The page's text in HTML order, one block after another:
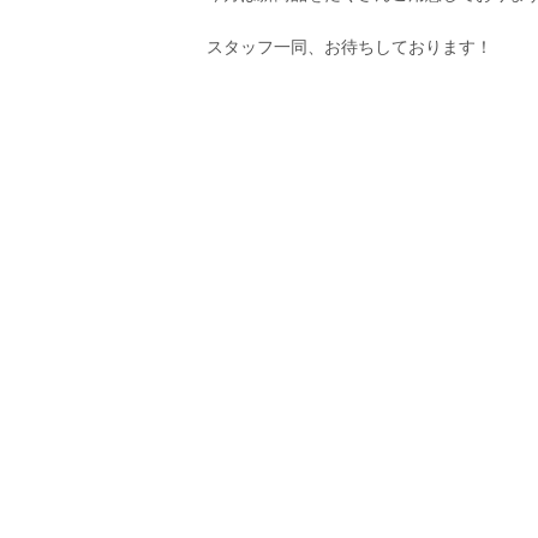
スタッフ一同、お待ちしております！